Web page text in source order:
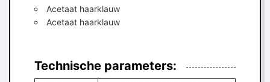
Acetaat haarklauw
Acetaat haarklauw
Technische parameters: